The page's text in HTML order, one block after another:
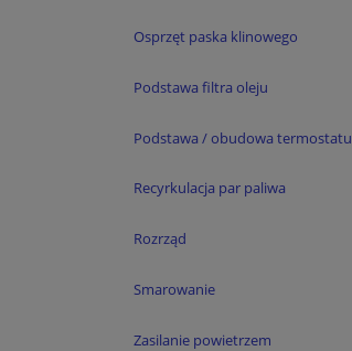
Osprzęt paska klinowego
Podstawa filtra oleju
Podstawa / obudowa termostatu
Recyrkulacja par paliwa
Rozrząd
Smarowanie
Zasilanie powietrzem